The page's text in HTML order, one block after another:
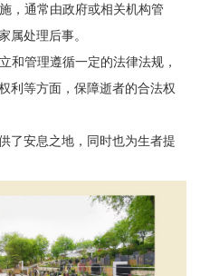
，通常由政府或相关机构管
属处理后事。
和管理遵循一定的法律法规，
利等方面，保障逝者的合法权
了安息之地，同时也为生者提